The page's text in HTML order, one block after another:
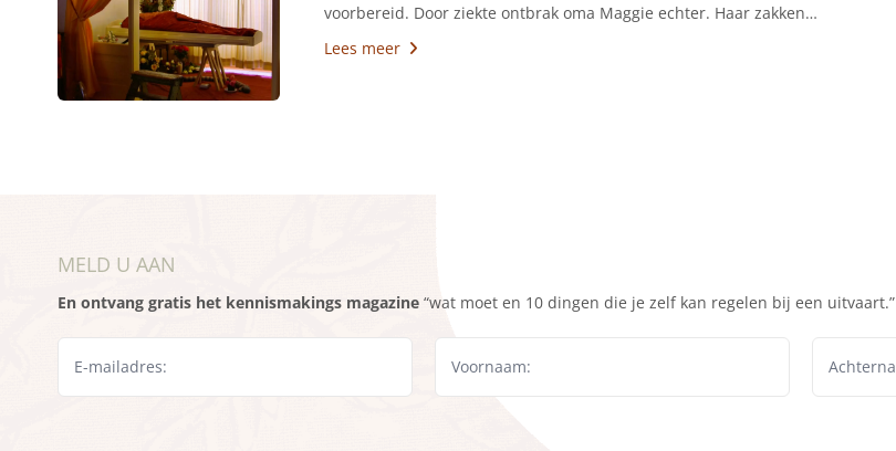
voorbereid. Door ziekte ontbrak oma Maggie echter. Haar zakken…
Lees meer
MELD U AAN
En ontvang gratis het kennismakings magazine “wat moet en 10 dingen die je zelf kan regelen bij een uitvaart.”